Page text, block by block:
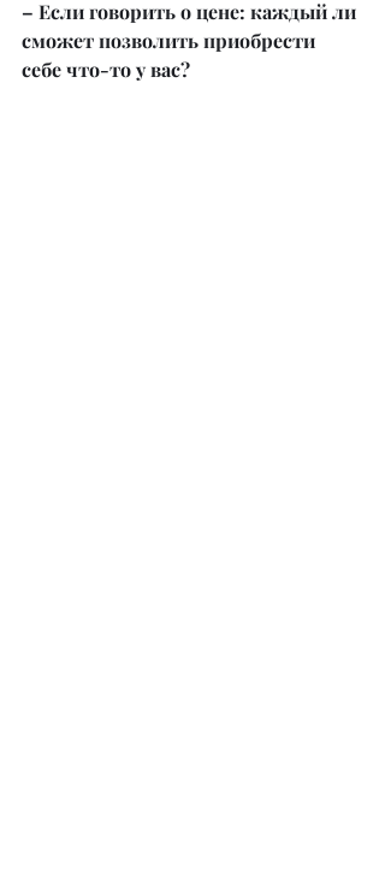
– Если говорить о цене: каждый ли
сможет позволить приобрести
себе что-то у вас?